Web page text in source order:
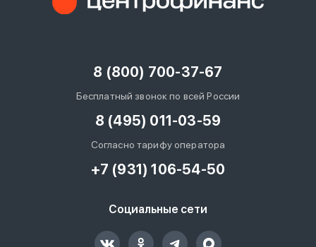
8 (800) 700-37-67
Бесплатный звонок по всей России
8 (495) 011-03-59
Согласно тарифу оператора
+7 (931) 106-54-50
Социальные сети